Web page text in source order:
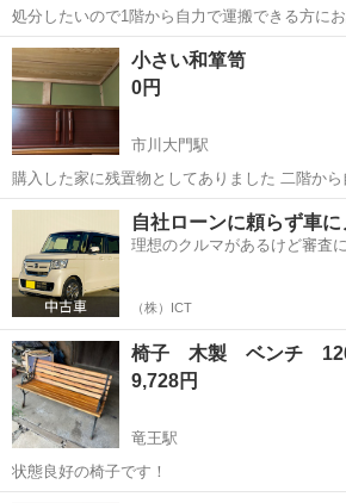
処分したいので1階から自力で運搬できる方に
8/8..8/10.11.12.13.14に引き渡し可能です
山梨 南アルプス市 市川大門駅
小さい和箪笥
0円
市川大門駅
購入した家に残置物としてありました 二階から
お譲りします 当方は8/8と8/10.11.12.13.14に引
山梨 南アルプス市 市川大門駅 収納
自社ローンに頼らず車に
理想のクルマがあるけど審査
（株）ICT
椅子 木製 ベンチ
9,728円
竜王駅
状態良好の椅子です！